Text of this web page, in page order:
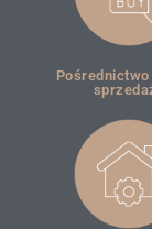
Pośrednictwo